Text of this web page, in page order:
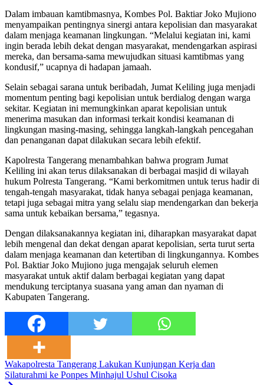
Dalam imbauan kamtibmasnya, Kombes Pol. Baktiar Joko Mujiono
menyampaikan pentingnya sinergi antara kepolisian dan masyarakat
dalam menjaga keamanan lingkungan. “Melalui kegiatan ini, kami
ingin berada lebih dekat dengan masyarakat, mendengarkan aspirasi
mereka, dan bersama-sama mewujudkan situasi kamtibmas yang
kondusif,” ucapnya di hadapan jamaah.
Selain sebagai sarana untuk beribadah, Jumat Keliling juga menjadi
momentum penting bagi kepolisian untuk berdialog dengan warga
sekitar. Kegiatan ini memungkinkan aparat kepolisian untuk
menerima masukan dan informasi terkait kondisi keamanan di
lingkungan masing-masing, sehingga langkah-langkah pencegahan
dan penanganan dapat dilakukan secara lebih efektif.
Kapolresta Tangerang menambahkan bahwa program Jumat
Keliling ini akan terus dilaksanakan di berbagai masjid di wilayah
hukum Polresta Tangerang. “Kami berkomitmen untuk terus hadir di
tengah-tengah masyarakat, tidak hanya sebagai penjaga keamanan,
tetapi juga sebagai mitra yang selalu siap mendengarkan dan bekerja
sama untuk kebaikan bersama,” tegasnya.
Dengan dilaksanakannya kegiatan ini, diharapkan masyarakat dapat
lebih mengenal dan dekat dengan aparat kepolisian, serta turut serta
dalam menjaga keamanan dan ketertiban di lingkungannya. Kombes
Pol. Baktiar Joko Mujiono juga mengajak seluruh elemen
masyarakat untuk aktif dalam berbagai kegiatan yang dapat
mendukung terciptanya suasana yang aman dan nyaman di
Kabupaten Tangerang.
Wakapolresta Tangerang Lakukan Kunjungan Kerja dan
Silaturahmi ke Ponpes Minhajul Ushul Cisoka